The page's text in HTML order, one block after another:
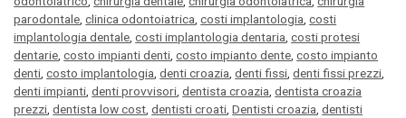
parodontale,clinica odontoiatrica,costi implantologia,costi
implantologia dentale,costi implantologia dentaria,costi protesi
dentarie,costo impianti denti,costo impianto dente,costo impianto
denti,costo implantologia,denti croazia,denti fissi,denti fissi prezzi,
denti impianti,denti provvisori,dentista croazia,dentista croazia
prezzi,dentista low cost,dentisti croati,Dentisti croazia,dentisti